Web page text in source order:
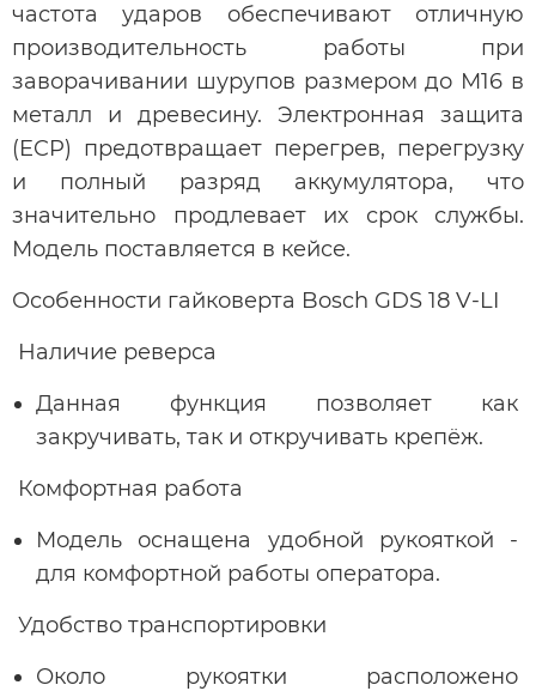
частота ударов обеспечивают отличную
производительность работы при
заворачивании шурупов размером до М16 в
металл и древесину. Электронная защита
(ECP) предотвращает перегрев, перегрузку
и полный разряд аккумулятора, что
значительно продлевает их срок службы.
Модель поставляется в кейсе.
Особенности гайковерта Bosch GDS 18 V-LI
Наличие реверса
Данная функция позволяет как
закручивать, так и откручивать крепёж.
Комфортная работа
Модель оснащена удобной рукояткой -
для комфортной работы оператора.
Удобство транспортировки
Около рукоятки расположено